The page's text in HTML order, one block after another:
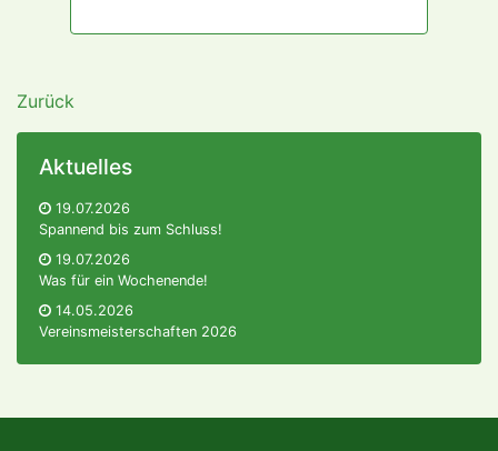
Zurück
Aktuelles
19.07.2026
Spannend bis zum Schluss!
19.07.2026
Was für ein Wochenende!
14.05.2026
Vereinsmeisterschaften 2026